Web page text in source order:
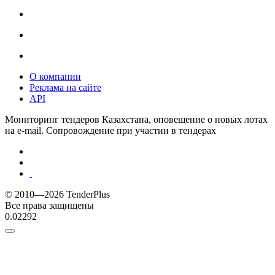
О компании
Реклама на сайте
API
Мониторинг тендеров Казахстана, оповещение о новых лотах
на e-mail. Сопровождение при участии в тендерах
© 2010—2026 TenderPlus
Все права защищены
0.02292